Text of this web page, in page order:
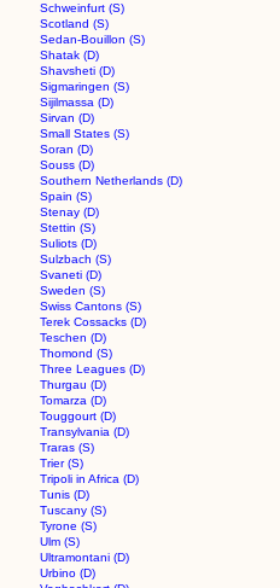
Schweinfurt (S)
Scotland (S)
Sedan-Bouillon (S)
Shatak (D)
Shavsheti (D)
Sigmaringen (S)
Sijilmassa (D)
Sirvan (D)
Small States (S)
Soran (D)
Souss (D)
Southern Netherlands (D)
Spain (S)
Stenay (D)
Stettin (S)
Suliots (D)
Sulzbach (S)
Svaneti (D)
Sweden (S)
Swiss Cantons (S)
Terek Cossacks (D)
Teschen (D)
Thomond (S)
Three Leagues (D)
Thurgau (D)
Tomarza (D)
Touggourt (D)
Transylvania (D)
Traras (S)
Trier (S)
Tripoli in Africa (D)
Tunis (D)
Tuscany (S)
Tyrone (S)
Ulm (S)
Ultramontani (D)
Urbino (D)